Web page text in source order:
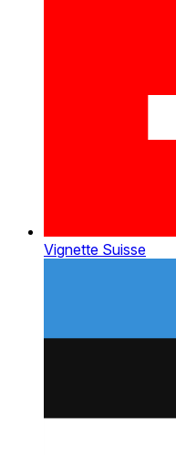
Vignette Suisse